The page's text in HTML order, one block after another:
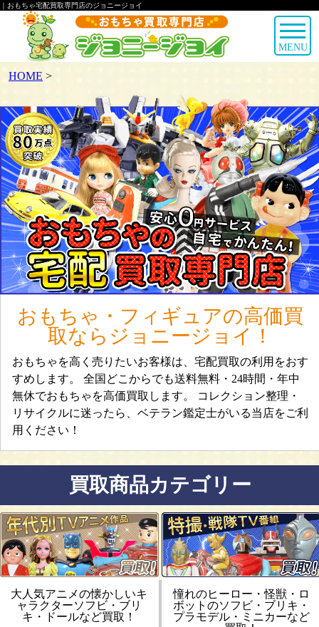
｜おもちゃ宅配買取専門店のジョニージョイ
MENU
HOME >
おもちゃ・フィギュアの高価買
取ならジョニージョイ！
おもちゃを高く売りたいお客様は、宅配買取の利用をおす
すめします。 全国どこからでも送料無料・24時間・年中
無休でおもちゃを高価買取します。 コレクション整理・
リサイクルに迷ったら、ベテラン鑑定士がいる当店をご利
用ください！
買取商品カテゴリー
大人気アニメの懐かしいキ
ャラクターソフビ・ブリ
キ・ドールなど買取！
憧れのヒーロー・怪獣・ロ
ボットのソフビ・ブリキ・
プラモデル・ミニカーなど